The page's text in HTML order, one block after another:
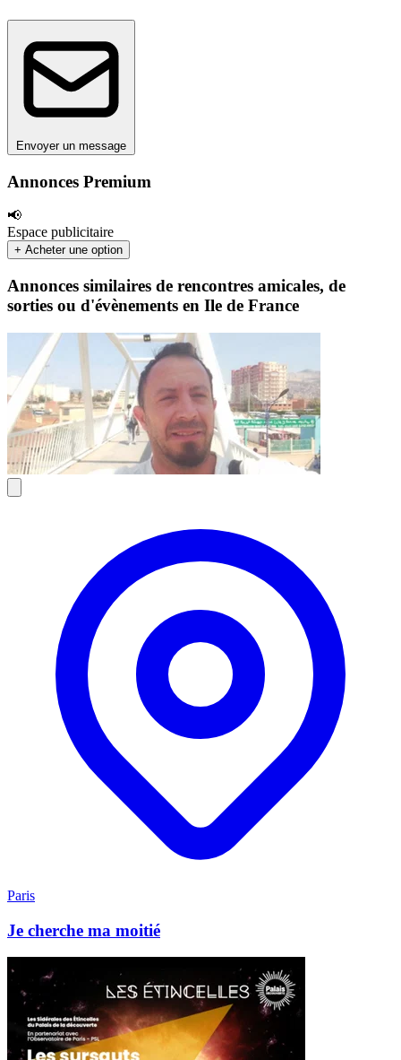
Annonces Premium
📢
Espace publicitaire
+ Acheter une option
Envoyer un message
Annonces similaires de rencontres amicales, de
sorties ou d'évènements en Ile de France
Paris
Je cherche ma moitié